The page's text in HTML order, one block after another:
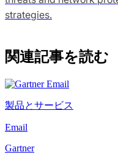
strategies.
関連記事を読む
製品とサービス
Email
Gartner